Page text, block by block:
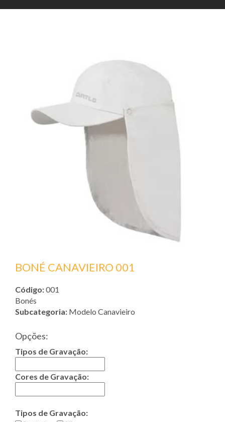
BONÉ CANAVIEIRO 001
Código:001
Bonés
Subcategoria: Modelo Canavieiro
Opções:
Tipos de Gravação:
Cores de Gravação:
Tipos de Gravação: